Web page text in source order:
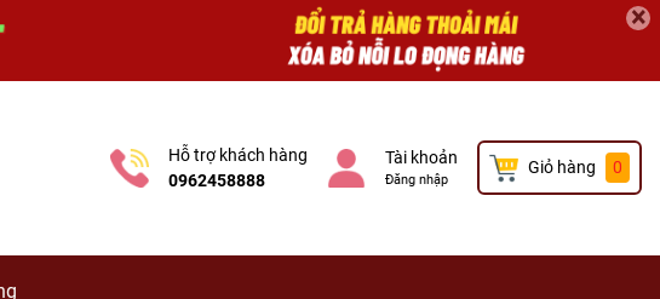
×
Trí
Hỗ trợ khách hàng
0962458888
Tài khoản
Đăng nhập
Giỏ hàng 0